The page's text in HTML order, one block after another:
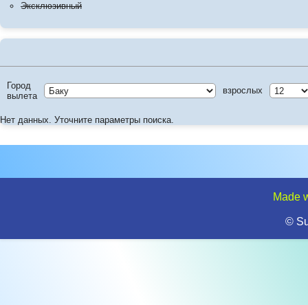
Эксклюзивный
Город
вылета
взрослых
Нет данных. Уточните параметры поиска.
Made
©